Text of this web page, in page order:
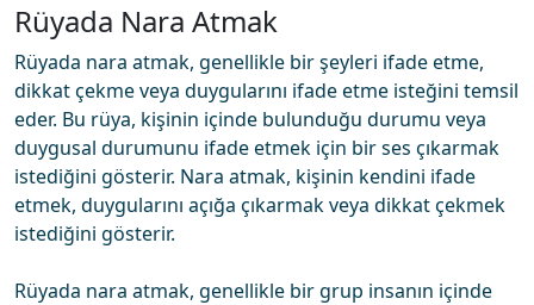
Rüyada Nara Atmak
Rüyada nara atmak, genellikle bir şeyleri ifade etme,
dikkat çekme veya duygularını ifade etme isteğini temsil
eder. Bu rüya, kişinin içinde bulunduğu durumu veya
duygusal durumunu ifade etmek için bir ses çıkarmak
istediğini gösterir. Nara atmak, kişinin kendini ifade
etmek, duygularını açığa çıkarmak veya dikkat çekmek
istediğini gösterir.
Rüyada nara atmak, genellikle bir grup insanın içinde